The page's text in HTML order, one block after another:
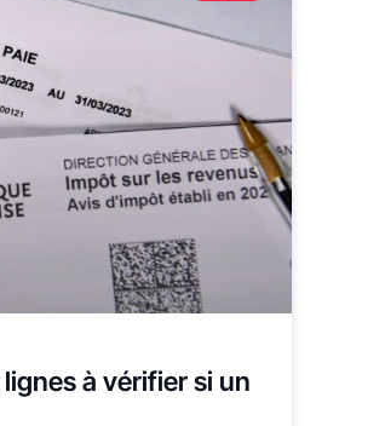
à vérifier si un